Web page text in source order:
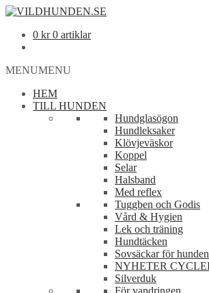
0 kr 0 artiklar
MENUMENU
HEM
TILL HUNDEN
Hundglasögon
Hundleksaker
Klövjeväskor
Koppel
Selar
Halsband
Med reflex
Tuggben och Godis
Vård & Hygien
Lek och träning
Hundtäcken
Sovsäckar för hunden
NYHETER
Silverduk
För vandringen